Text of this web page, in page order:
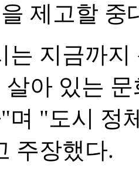
제고할
는 지금까
아 있는
며 "도시 정
주장했다.